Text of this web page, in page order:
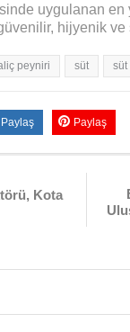
uygulanan
hijyenik ve
peyniri süt süt
Paylaş Paylaş
Kota